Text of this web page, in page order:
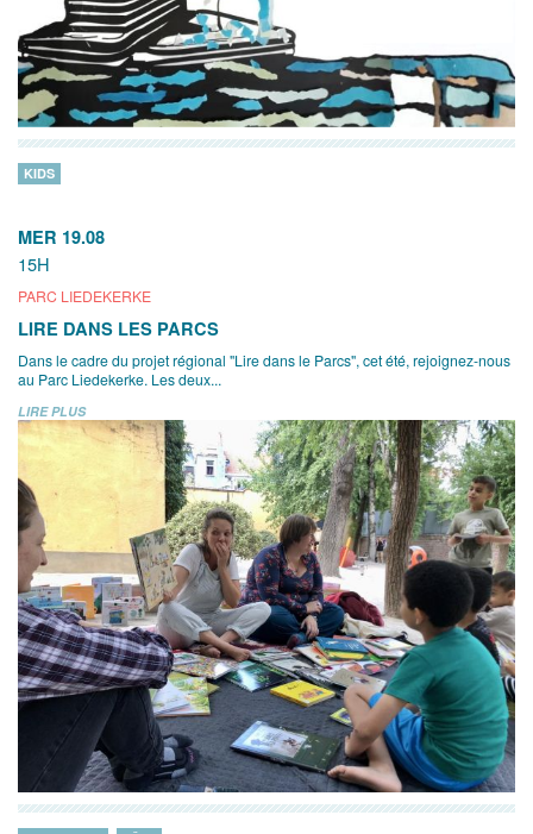
MER 19.08
15H
PARC LIEDEKERKE
KIDS
LIRE DANS LES PARCS
Dans le cadre du projet régional "Lire dans le Parcs", cet été, rejoignez-nous
au Parc Liedekerke. Les deux...
LIRE PLUS